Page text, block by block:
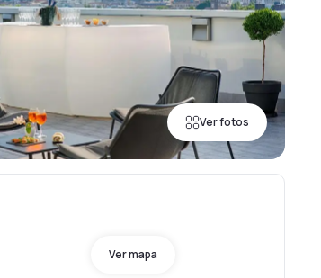
Ver fotos
Ver mapa